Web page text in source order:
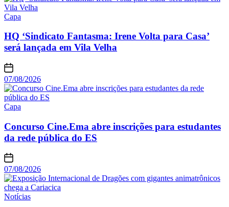
Capa
HQ ‘Sindicato Fantasma: Irene Volta para Casa’
será lançada em Vila Velha
07/08/2026
Capa
Concurso Cine.Ema abre inscrições para estudantes
da rede pública do ES
07/08/2026
Notícias